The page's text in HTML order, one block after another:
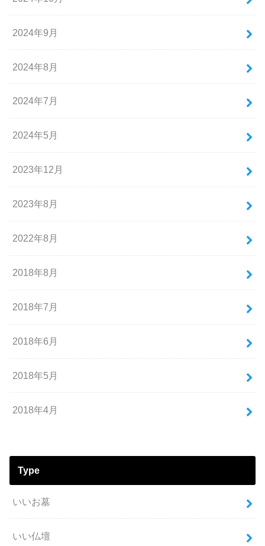
2024年9月
2024年8月
2024年7月
2024年5月
2023年12月
2023年8月
2022年8月
2018年8月
2018年7月
2018年6月
2018年5月
2018年4月
Type
いいお墓
いい仏壇